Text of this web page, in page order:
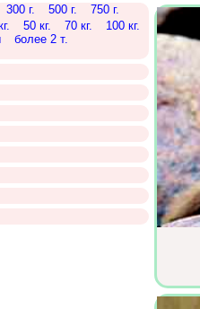
300 г. 500 г.
750 г.
50 кг. 70 кг.
100 кг.
более 2 т.